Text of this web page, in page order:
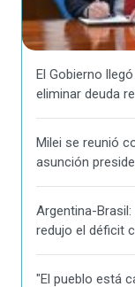
El Gobierno
eliminar deuda
Milei se reunió
asunción
Argentina-
redujo el déficit
"El pueblo está